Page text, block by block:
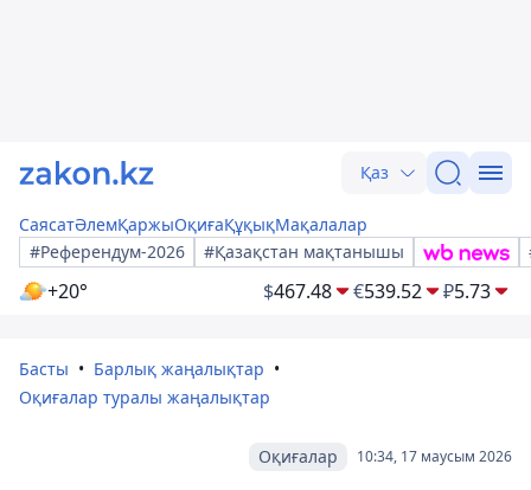
Қаз
СаясатӘлемҚаржыОқиғаҚұқықМақалалар
#Референдум-2026
#Қазақстан мақтанышы
+20° $467.48 €539.52 ₽5.73
Басты
Барлық жаңалықтар
Оқиғалар туралы жаңалықтар
10:34, 17 маусым 2026
Оқиғалар